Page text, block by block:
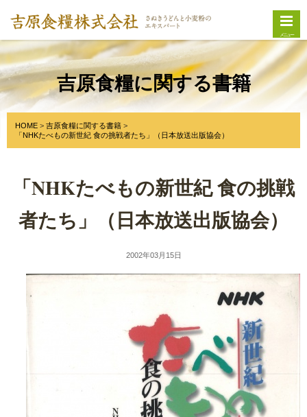
メニュー
吉原食糧に関する書籍
HOME
吉原食糧に関する書籍
「NHKたべもの新世紀 食の挑戦者たち」（日本放送出版協会）
「NHKたべもの新世紀 食の挑戦
者たち」（日本放送出版協会）
2002年03月15日